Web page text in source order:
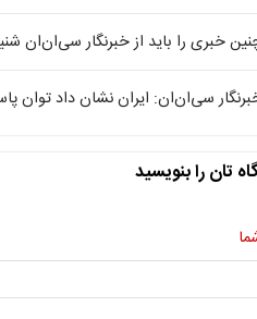
خبری را باید از خبرنگار سی‌ان‌ان
سی‌ان‌ان: ایران نشان داد توان
تان را بنویسید